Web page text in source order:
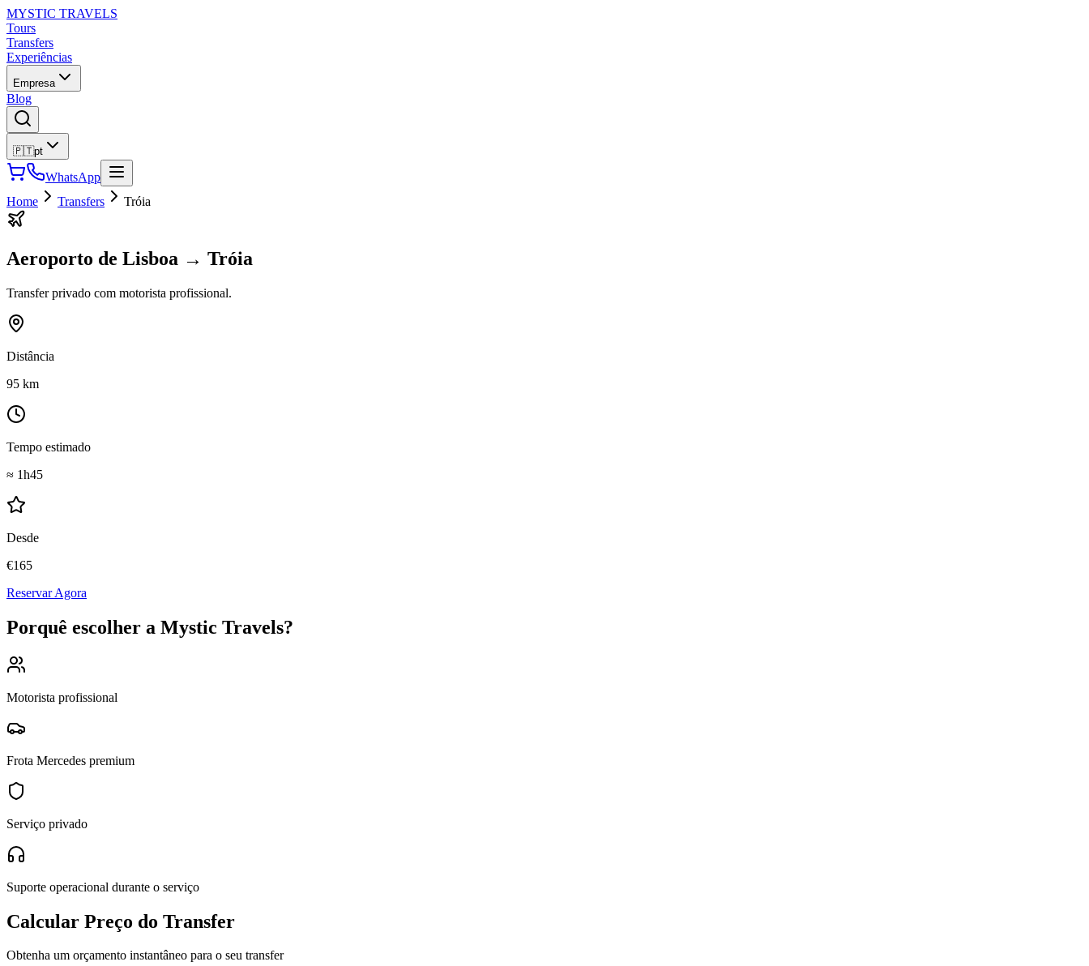
MYSTIC TRAVELS
Tours
Transfers
Experiências
Empresa
Blog
🇵🇹pt
WhatsApp
Home
Transfers Tróia
Aeroporto de Lisboa → Tróia
Transfer privado com motorista profissional.
Distância
95 km
Tempo estimado
≈ 1h45
Desde
€165
Reservar Agora
Porquê escolher a Mystic Travels?
Motorista profissional
Frota Mercedes premium
Serviço privado
Suporte operacional durante o serviço
Calcular Preço do Transfer
Obtenha um orçamento instantâneo para o seu transfer